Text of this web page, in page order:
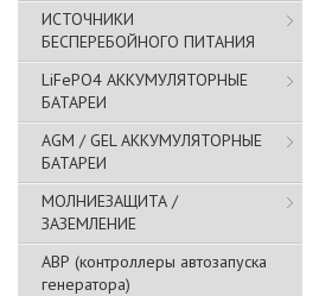
ИСТОЧНИКИ
БЕСПЕРЕБОЙНОГО ПИТАНИЯ
LiFePO4 АККУМУЛЯТОРНЫЕ
БАТАРЕИ
AGM / GEL АККУМУЛЯТОРНЫЕ
БАТАРЕИ
МОЛНИЕЗАЩИТА /
ЗАЗЕМЛЕНИЕ
АВР (контроллеры автозапуска
генератора)